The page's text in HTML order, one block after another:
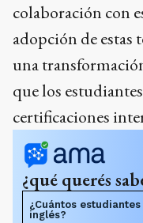
colaboración con
adopción de estas
una
que los
certificaciones
¿qué querés
¿Cuántos
inglés?